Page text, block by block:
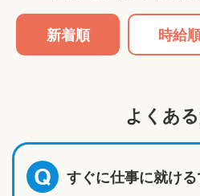
新着順 時給
よくあ
Q すぐに仕事に就け